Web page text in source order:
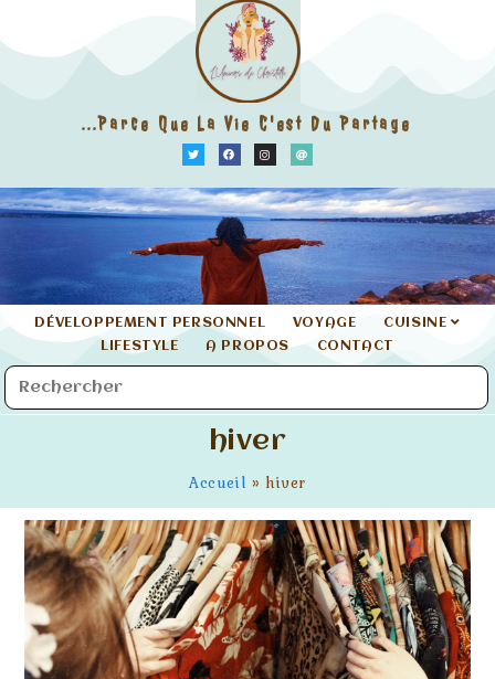
...parce Que La Vie C'est Du Partage
DÉVELOPPEMENT PERSONNEL VOYAGE
CUISINE
LIFESTYLE
A PROPOS CONTACT
hiver
Accueil » hiver